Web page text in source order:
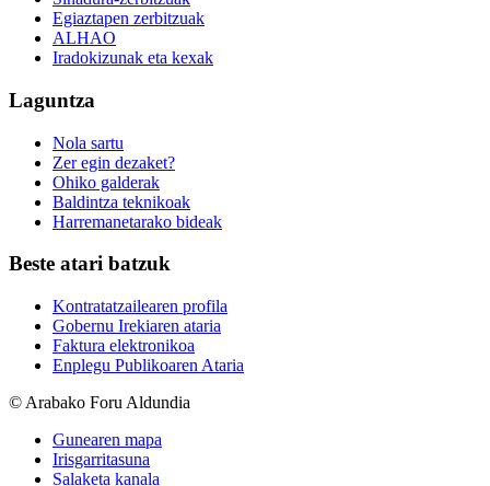
Egiaztapen zerbitzuak
ALHAO
Iradokizunak eta kexak
Laguntza
Nola sartu
Zer egin dezaket?
Ohiko galderak
Baldintza teknikoak
Harremanetarako bideak
Beste atari batzuk
Kontratatzailearen profila
Gobernu Irekiaren ataria
Faktura elektronikoa
Enplegu Publikoaren Ataria
© Arabako Foru Aldundia
Gunearen mapa
Irisgarritasuna
Salaketa kanala